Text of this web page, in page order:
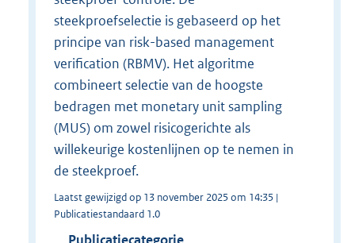
steekproefselectie is gebaseerd op het
principe van risk-based management
verification (RBMV). Het algoritme
combineert selectie van de hoogste
bedragen met monetary unit sampling
(MUS) om zowel risicogerichte als
willekeurige kostenlijnen op te nemen in
de steekproef.
Laatst gewijzigd op 13 november 2025 om 14:35 |
Publicatiestandaard 1.0